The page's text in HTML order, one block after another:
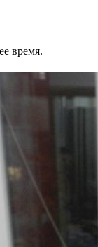
время.